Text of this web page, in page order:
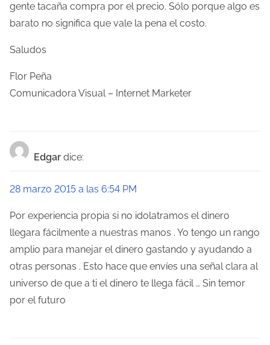
gente tacaña compra por el precio. Sólo porque algo es
barato no significa que vale la pena el costo.
Saludos
Flor Peña
Comunicadora Visual – Internet Marketer
Edgar dice:
28 marzo 2015 a las 6:54 PM
Por experiencia propia si no idolatramos el dinero
llegara fácilmente a nuestras manos . Yo tengo un rango
amplio para manejar el dinero gastando y ayudando a
otras personas . Esto hace que envíes una señal clara al
universo de que a ti el dinero te llega fácil … Sin temor
por el futuro